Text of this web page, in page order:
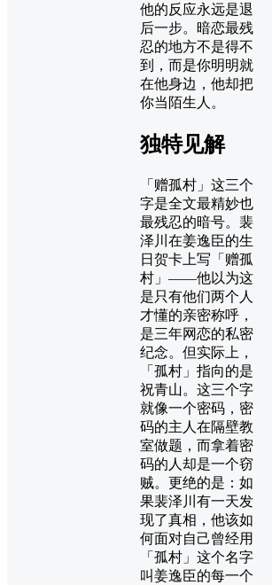
他的反应永远是退
后一步。暗恋最残
忍的地方不是得不
到，而是你明明就
在他身边，他却把
你当陌生人。
独特见解
「赠孤村」这三个
字是全文最精妙也
最残忍的暗号。裴
泽川在姜逸臣的生
日贺卡上写「赠孤
村」——他以为这
是只有他们两个人
才懂的亲密称呼，
是三年网恋的私密
纪念。但实际上，
「孤村」指向的是
祝青山。这三个字
就像一个密码，密
码的主人在隔壁教
室做题，而拿着密
码的人却是一个窃
贼。更绝的是：如
果裴泽川有一天发
现了真相，他该如
何面对自己曾经用
「孤村」这个名字
叫姜逸臣的每一个